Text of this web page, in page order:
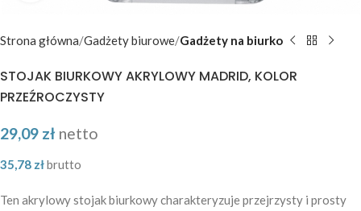
Strona główna Gadżety biurowe Gadżety na biurko
STOJAK BIURKOWY AKRYLOWY MADRID, KOLOR
PRZEŹROCZYSTY
29,09 zł netto
35,78 złbrutto
Ten akrylowy stojak biurkowy charakteryzuje przejrzysty i prosty